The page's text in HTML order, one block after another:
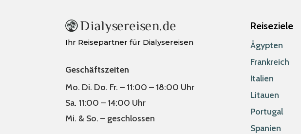
Ihr Reisepartner für Dialysereisen
Geschäftszeiten
Mo. Di. Do. Fr. – 11:00 – 18:00 Uhr
Sa. 11:00 – 14:00 Uhr
Mi. & So. – geschlossen
Reiseziele
Ägypten
Frankreich
Italien
Litauen
Portugal
Spanien